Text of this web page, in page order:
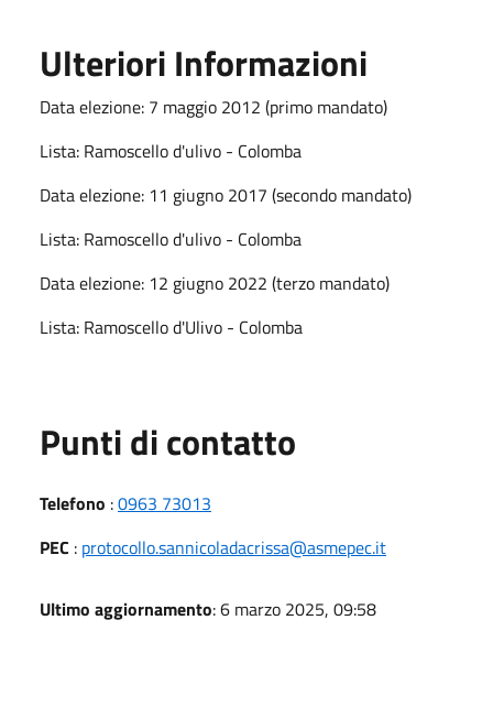
Ulteriori Informazioni
Data elezione: 7 maggio 2012 (primo mandato)
Lista: Ramoscello d'ulivo - Colomba
Data elezione: 11 giugno 2017 (secondo mandato)
Lista: Ramoscello d'ulivo - Colomba
Data elezione: 12 giugno 2022 (terzo mandato)
Lista: Ramoscello d'Ulivo - Colomba
Punti di contatto
Telefono :0963 73013
PEC : protocollo.sannicoladacrissa@asmepec.it
Ultimo aggiornamento: 6 marzo 2025, 09:58